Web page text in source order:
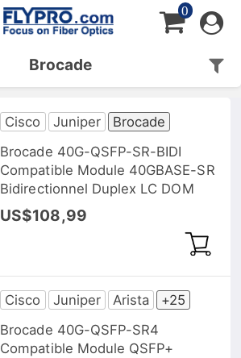
0
Brocade
Cisco Juniper
Brocade
Brocade 40G-QSFP-SR-BIDI
Compatible Module 40GBASE-SR
Bidirectionnel Duplex LC DOM
US$108,99
Cisco Juniper Arista
+25
Brocade 40G-QSFP-SR4
Compatible Module QSFP+